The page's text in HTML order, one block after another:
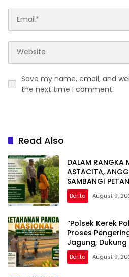
Save my name, email, and
the next time I comment.
Read Also
DALAM RANGKA
ASTACITA,
SAMBANGI
KUMPULREJO
PANGAN
Berita August 9,
“Polsek Kerek
Proses
Jagung,
Berita August 9,